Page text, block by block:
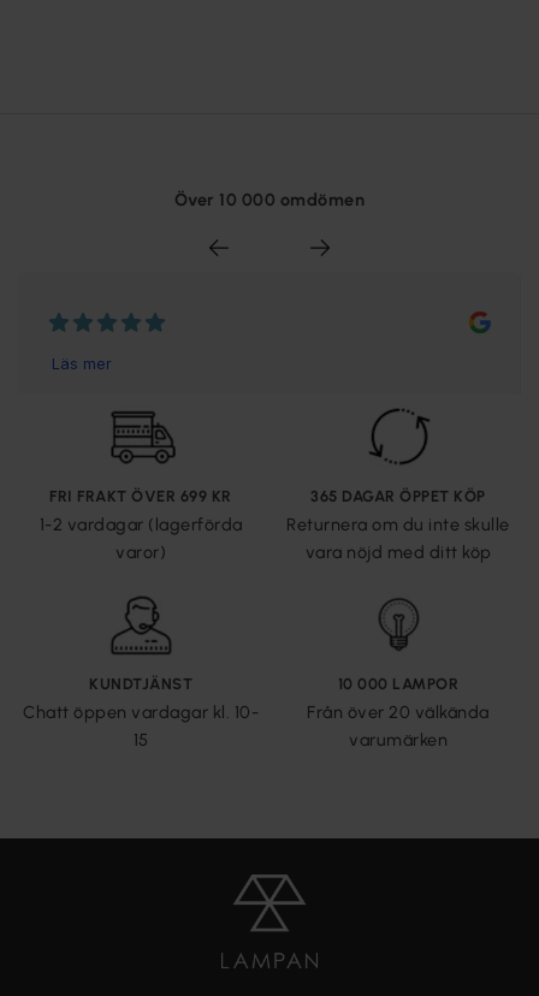
Över 10 000 omdömen
FRI FRAKT ÖVER 699 KR
1-2 vardagar (lagerförda
varor)
365 DAGAR ÖPPET KÖP
Returnera om du inte skulle
vara nöjd med ditt köp
KUNDTJÄNST
Chatt öppen vardagar kl. 10-
15
10 000 LAMPOR
Från över 20 välkända
varumärken